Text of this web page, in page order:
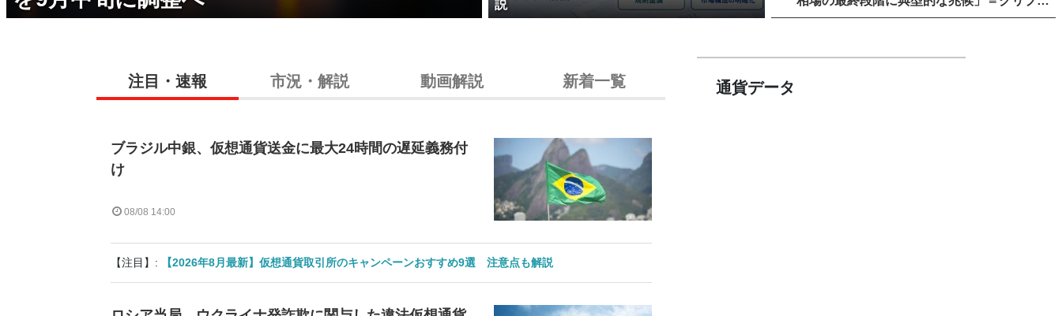
説
クアント
注目・速報 市況・解説 動画解説 新着一覧
ブラジル中銀、仮想通貨送金に最大24時間の遅延義務付
け
08/08 14:00
【注目】: 【2026年8月最新】仮想通貨取引所のキャンペーンおすすめ9選 注意点も解説
通貨データ